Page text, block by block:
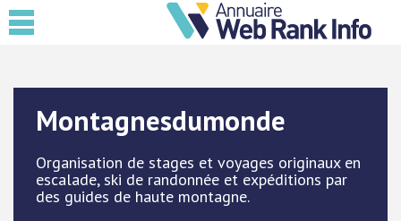
Montagnesdumonde
Organisation de stages et voyages originaux en
escalade, ski de randonnée et expéditions par
des guides de haute montagne.